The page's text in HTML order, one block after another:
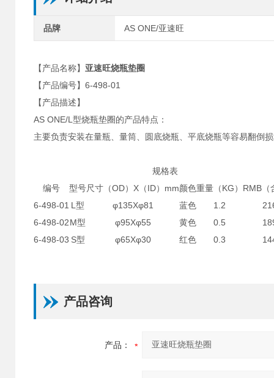
品牌 AS ONE/亚速旺
【产品名称】 亚速旺烧瓶垫圈
【产品编号】6-498-01
【产品描述】
AS ONE/L型烧瓶垫圈的产品特点：
主要负责安装在量瓶、量筒、圆底烧瓶、平底烧瓶等容易翻倒
规格表
编号
型号尺寸（OD）X（ID）mm颜色重量（KG） RMB（
6-498-01 L型 φ135Xφ81 蓝色 1.2
6-498-02M型 φ95Xφ55 黄色 0.5
6-498-03 S型 φ65Xφ30 红色 0.3
产品咨询
产品：